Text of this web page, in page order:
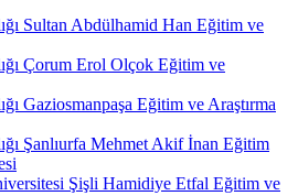
Sultan Abdülhamid Han Eğitim ve
Çorum Erol Olçok Eğitim ve
Gaziosmanpaşa Eğitim ve Araştırma
Şanlıurfa Mehmet Akif İnan Eğitim
Şişli Hamidiye Etfal Eğitim ve